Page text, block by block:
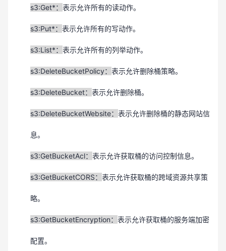
s3:Get*： 表示允许所有的读动作。
s3:Put*： 表示允许所有的写动作。
s3:List*： 表示允许所有的列举动作。
s3:DeleteBucketPolicy： 表示允许删除桶策略。
s3:DeleteBucket： 表示允许删除桶。
s3:DeleteBucketWebsite： 表示允许删除桶的静态网站信
息。
s3:GetBucketAcl： 表示允许获取桶的访问控制信息。
s3:GetBucketCORS： 表示允许获取桶的跨域资源共享策
略。
s3:GetBucketEncryption： 表示允许获取桶的服务端加密
配置。